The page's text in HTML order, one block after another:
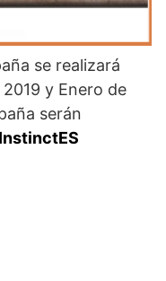
se realizará
y Enero de
serán